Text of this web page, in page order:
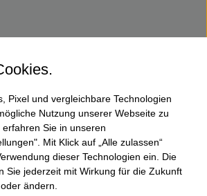
Pixel und vergleichbare Technologien
Nutzung unserer Webseite zu
Sie in unseren
Mit Klick auf „Alle zulassen“
dieser Technologien ein. Die
Sie jederzeit mit Wirkung für die Zukunft
ändern.